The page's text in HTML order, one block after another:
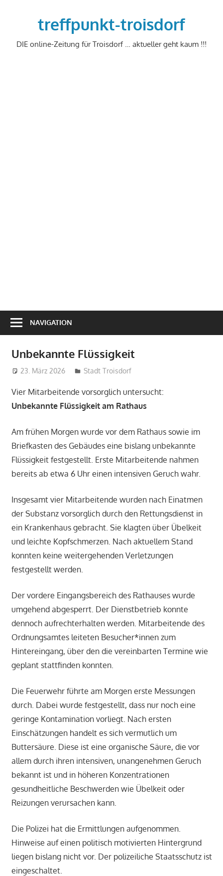
treffpunkt-troisdorf
DIE online-Zeitung für Troisdorf … aktueller geht kaum !!!
NAVIGATION
Unbekannte Flüssigkeit
23. März 2026 treffpunkt
Stadt Troisdorf
Vier Mitarbeitende vorsorglich untersucht:
Unbekannte Flüssigkeit am Rathaus
Am frühen Morgen wurde vor dem Rathaus sowie im
Briefkasten des Gebäudes eine bislang unbekannte
Flüssigkeit festgestellt. Erste Mitarbeitende nahmen
bereits ab etwa 6 Uhr einen intensiven Geruch wahr.
Insgesamt vier Mitarbeitende wurden nach Einatmen
der Substanz vorsorglich durch den Rettungsdienst in
ein Krankenhaus gebracht. Sie klagten über Übelkeit
und leichte Kopfschmerzen. Nach aktuellem Stand
konnten keine weitergehenden Verletzungen
festgestellt werden.
Der vordere Eingangsbereich des Rathauses wurde
umgehend abgesperrt. Der Dienstbetrieb konnte
dennoch aufrechterhalten werden. Mitarbeitende des
Ordnungsamtes leiteten Besucher*innen zum
Hintereingang, über den die vereinbarten Termine wie
geplant stattfinden konnten.
Die Feuerwehr führte am Morgen erste Messungen
durch. Dabei wurde festgestellt, dass nur noch eine
geringe Kontamination vorliegt. Nach ersten
Einschätzungen handelt es sich vermutlich um
Buttersäure. Diese ist eine organische Säure, die vor
allem durch ihren intensiven, unangenehmen Geruch
bekannt ist und in höheren Konzentrationen
gesundheitliche Beschwerden wie Übelkeit oder
Reizungen verursachen kann.
Die Polizei hat die Ermittlungen aufgenommen.
Hinweise auf einen politisch motivierten Hintergrund
liegen bislang nicht vor. Der polizeiliche Staatsschutz ist
eingeschaltet.